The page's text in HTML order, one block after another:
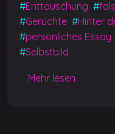
c
e
b
o
at
s
#Enttäuschung #
#Gerüchte #Hinter
#persönliches Essay
#Selbstbild
Mehr lesen